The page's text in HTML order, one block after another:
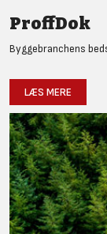
ProffDok
Byggebranchens
LÆS MERE